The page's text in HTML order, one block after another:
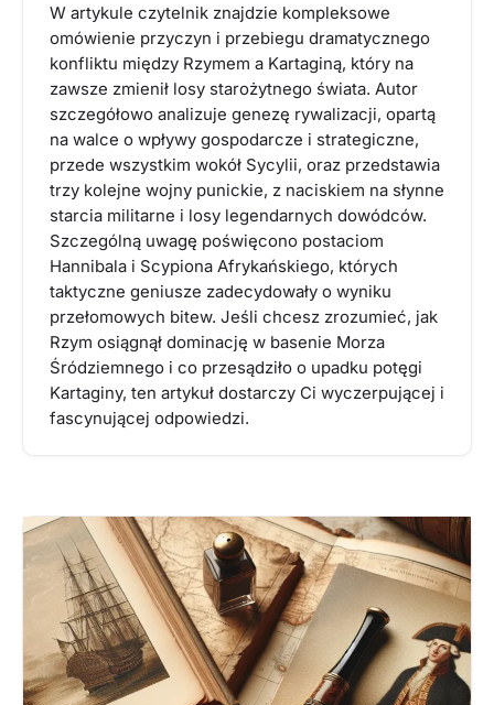
W artykule czytelnik znajdzie kompleksowe
omówienie przyczyn i przebiegu dramatycznego
konfliktu między Rzymem a Kartaginą, który na
zawsze zmienił losy starożytnego świata. Autor
szczegółowo analizuje genezę rywalizacji, opartą
na walce o wpływy gospodarcze i strategiczne,
przede wszystkim wokół Sycylii, oraz przedstawia
trzy kolejne wojny punickie, z naciskiem na słynne
starcia militarne i losy legendarnych dowódców.
Szczególną uwagę poświęcono postaciom
Hannibala i Scypiona Afrykańskiego, których
taktyczne geniusze zadecydowały o wyniku
przełomowych bitew. Jeśli chcesz zrozumieć, jak
Rzym osiągnął dominację w basenie Morza
Śródziemnego i co przesądziło o upadku potęgi
Kartaginy, ten artykuł dostarczy Ci wyczerpującej i
fascynującej odpowiedzi.